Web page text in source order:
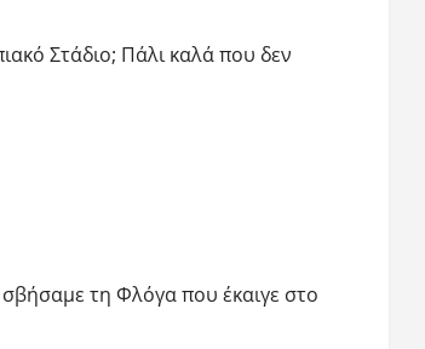
Στάδιο; Πάλι καλά που δεν
τη Φλόγα που έκαιγε στο